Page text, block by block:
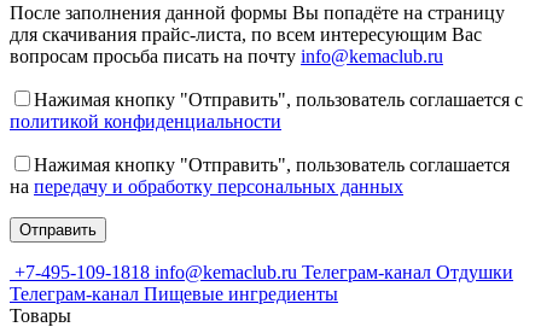
После заполнения данной формы Вы попадёте на страницу
для скачивания прайс-листа, по всем интересующим Вас
вопросам просьба писать на почту info@kemaclub.ru
Нажимая кнопку "Отправить", пользователь соглашается с
политикой конфиденциальности
Нажимая кнопку "Отправить", пользователь соглашается
на передачу и обработку персональных данных
+7-495-109-1818 info@kemaclub.ru Телеграм-канал Отдушки
Телеграм-канал Пищевые ингредиенты
Товары